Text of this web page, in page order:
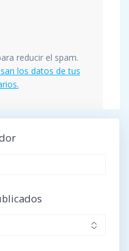
reducir el spam.
los datos de tus